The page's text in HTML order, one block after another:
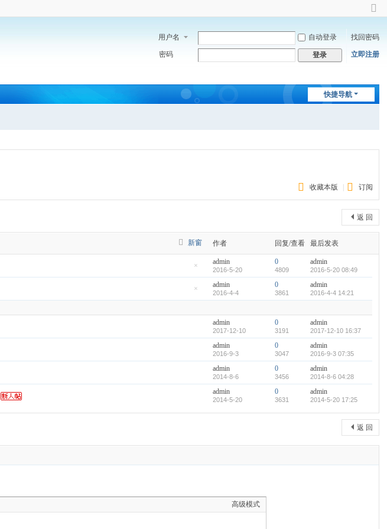
切
到
窄
版
用户名 自动登录 找回密码
密码 登录 立即注册
快捷导航
收藏本版 订阅
返 回
新窗 作者 回复/查看 最后发表
藏
置
帖
admin
2016-5-20
0
4809
admin
2016-5-20 08:49
藏
顶
admin
2016-4-4
0
3861
admin
2016-4-4 14:21
admin
2017-12-10
0
3191
admin
2017-12-10 16:37
admin
2016-9-3
0
3047
admin
2016-9-3 07:35
admin
2014-8-6
0
3456
admin
2014-8-6 04:28
admin
2014-5-20
0
3631
admin
2014-5-20 17:25
返 回
高级模式